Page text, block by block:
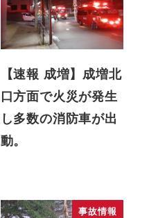
【速報 成増】成増北
口方面で火災が発生
し多数の消防車が出
動。
事故情報